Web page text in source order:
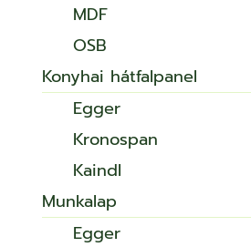
MDF
OSB
Konyhai hátfalpanel
Egger
Kronospan
Kaindl
Munkalap
Egger